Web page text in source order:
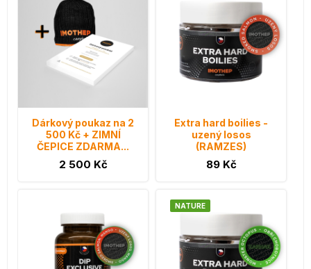
Dárkový poukaz na 2
500 Kč + ZIMNÍ
ČEPICE ZDARMA...
2 500 Kč
Extra hard boilies -
uzený losos
(RAMZES)
89 Kč
NATURE